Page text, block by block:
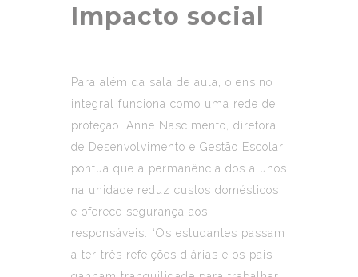
Impacto social
Para além da sala de aula, o ensino
integral funciona como uma rede de
proteção. Anne Nascimento, diretora
de Desenvolvimento e Gestão Escolar,
pontua que a permanência dos alunos
na unidade reduz custos domésticos
e oferece segurança aos
responsáveis. “Os estudantes passam
a ter três refeições diárias e os pais